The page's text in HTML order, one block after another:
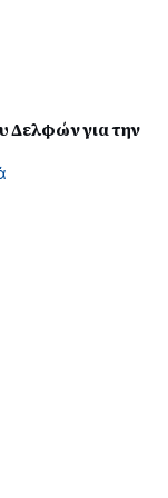
Δελφών για την